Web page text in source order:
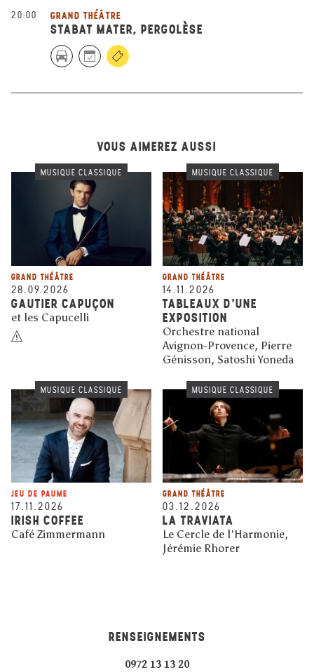
20:00 GRAND THÉÂTRE
STABAT MATER, PERGOLÈSE
VOUS AIMEREZ AUSSI
MUSIQUE CLASSIQUE
GRAND THÉÂTRE
28.09.2026
GAUTIER CAPUÇON
et les Capucelli
MUSIQUE CLASSIQUE
GRAND THÉÂTRE
14.11.2026
TABLEAUX D'UNE
EXPOSITION
Orchestre national
Avignon-Provence, Pierre
Génisson, Satoshi Yoneda
MUSIQUE CLASSIQUE
JEU DE PAUME
17.11.2026
IRISH COFFEE
Café Zimmermann
MUSIQUE CLASSIQUE
GRAND THÉÂTRE
03.12.2026
LA TRAVIATA
Le Cercle de l'Harmonie,
Jérémie Rhorer
RENSEIGNEMENTS
0972 13 13 20